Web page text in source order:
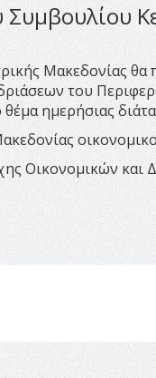
Μακεδονίας θα
του
ημερήσιας
Οικονομικών και